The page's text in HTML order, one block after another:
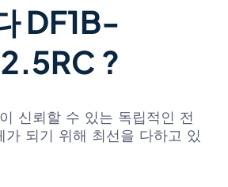
DF1B-
?
신뢰할 수 있는 독립적인 전
가 되기 위해 최선을 다하고 있